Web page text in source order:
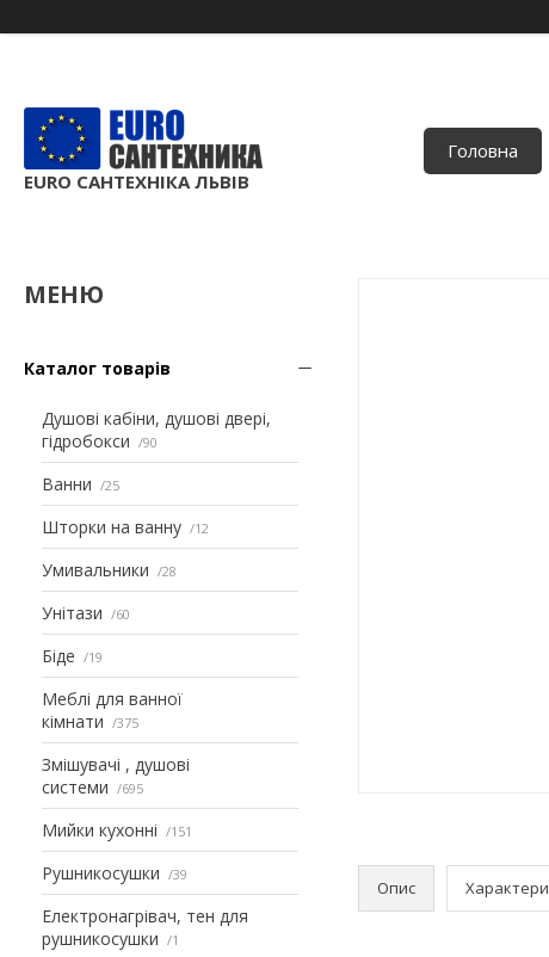
EURO САНТЕХНІКА ЛЬВІВ
Головна
Каталог товарів
Душові кабіни, душові двері,
гідробокси
90
Ванни 25
Шторки на ванну 12
Умивальники 28
Унітази 60
Біде 19
Меблі для ванної
кімнати
375
Змішувачі , душові
системи
695
Мийки кухонні 151
Рушникосушки 39
Електронагрівач, тен для
рушникосушки
1
Опис